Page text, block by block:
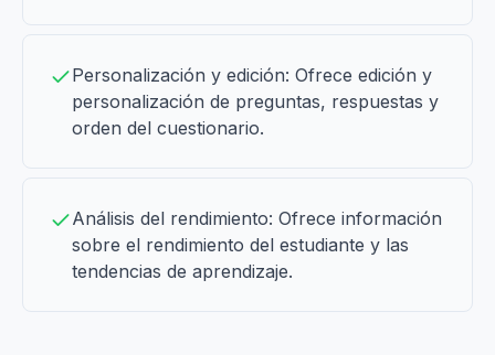
Personalización y edición: Ofrece edición y
personalización de preguntas, respuestas y
orden del cuestionario.
Análisis del rendimiento: Ofrece información
sobre el rendimiento del estudiante y las
tendencias de aprendizaje.